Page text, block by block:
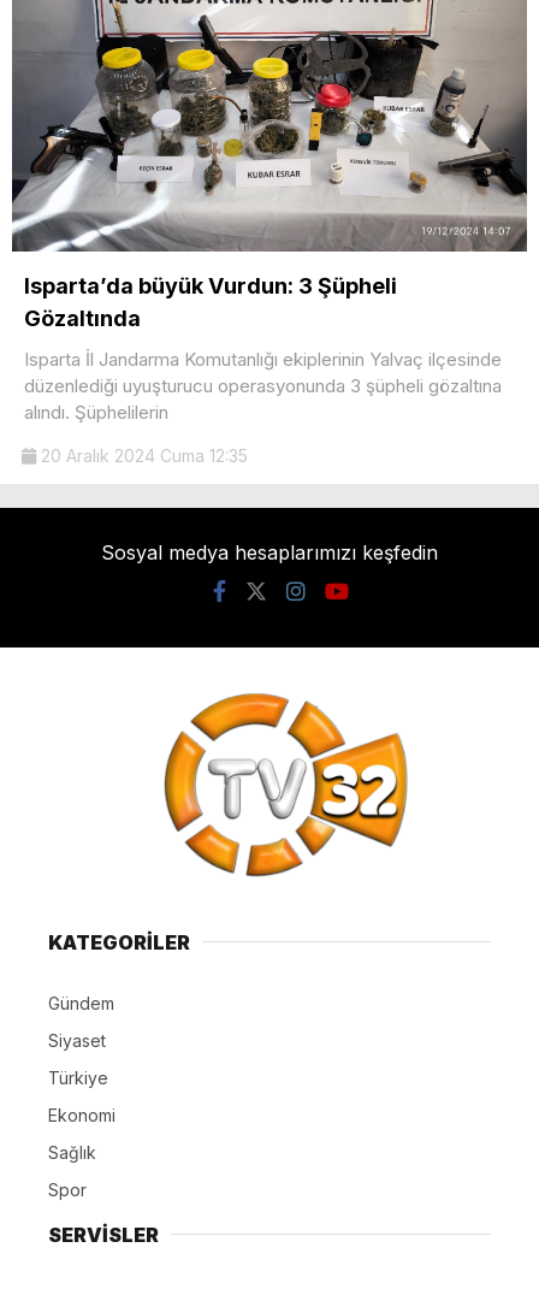
Isparta’da büyük Vurdun: 3 Şüpheli
Gözaltında
Isparta İl Jandarma Komutanlığı ekiplerinin Yalvaç ilçesinde
düzenlediği uyuşturucu operasyonunda 3 şüpheli gözaltına
alındı. Şüphelilerin
20 Aralık 2024 Cuma 12:35
Sosyal medya hesaplarımızı keşfedin
KATEGORİLER
Gündem
Siyaset
Türkiye
Ekonomi
Sağlık
Spor
SERVİSLER